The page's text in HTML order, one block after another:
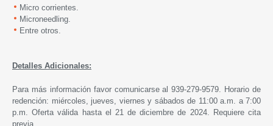
Micro corrientes.
Microneedling.
Entre otros.
Detalles Adicionales:
Para más información favor comunicarse al 939-279-9579. Horario de
redención: miércoles, jueves, viernes y sábados de 11:00 a.m. a 7:00
p.m. Oferta válida hasta el 21 de diciembre de 2024. Requiere cita
previa.